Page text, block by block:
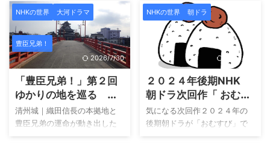
NHKの世界 大河ドラマ
豊臣兄弟！
2026/7/30
「豊臣兄弟！」第２回
ゆかりの地を巡る 清
州城
清州城｜織田信長の本拠地と
豊臣兄弟の運命が動き出した
城。 第２回では、物語の舞台
NHKの世界 朝ドラ
2024/9/9
２０２４年後期NHK
朝ドラ次回作「 おむす
び」主題歌はＢ’zでし
た！ 朝ドラ歴代主題
歌も！
気になる次回作２０２４年の
後期朝ドラが「おむすび」で
す。 今回は、発表された主題